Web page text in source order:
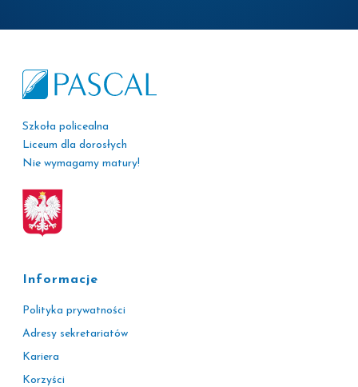
Szkoła policealna
Liceum dla dorosłych
Nie wymagamy matury!
Informacje
Polityka prywatności
Adresy sekretariatów
Kariera
Korzyści